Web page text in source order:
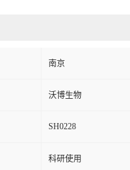
南京
沃博生物
SH0228
科研使用